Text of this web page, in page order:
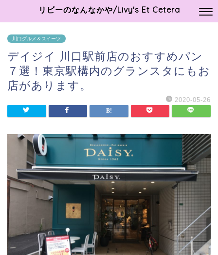
リビーのなんなかや/Livy's Et Cetera
川口グルメ＆スイーツ
デイジイ 川口駅前店のおすすめパン
７選！東京駅構内のグランスタにもお
店があります。
2020-05-26